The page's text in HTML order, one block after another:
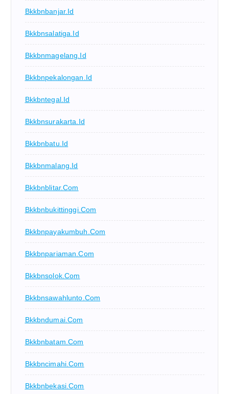
Bkkbnbanjar.id
Bkkbnsalatiga.id
Bkkbnmagelang.id
Bkkbnpekalongan.id
Bkkbntegal.id
Bkkbnsurakarta.id
Bkkbnbatu.id
Bkkbnmalang.id
Bkkbnblitar.com
Bkkbnbukittinggi.com
Bkkbnpayakumbuh.com
Bkkbnpariaman.com
Bkkbnsolok.com
Bkkbnsawahlunto.com
Bkkbndumai.com
Bkkbnbatam.com
Bkkbncimahi.com
Bkkbnbekasi.com